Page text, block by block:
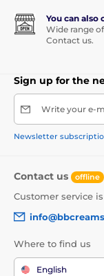
You can also
Wide range
Contact us.
Sign up for the
Write your e-
Newsletter
Contact us offline
Customer service
Where to find us
English